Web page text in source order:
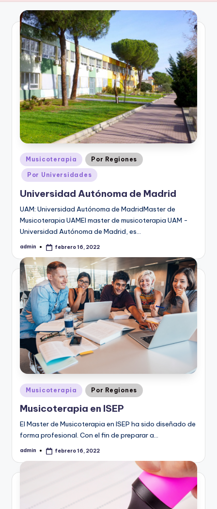
Publicado
en
Musicoterapia Por Regiones
Por Universidades
Universidad Autónoma de Madrid
UAM: Universidad Autónoma de MadridMaster de
Musicoterapia UAMEl master de musicoterapia UAM -
Universidad Autónoma de Madrid, es…
Publicado
admin febrero 16, 2022
Publicado
en
Musicoterapia Por Regiones
Musicoterapia en ISEP
El Master de Musicoterapia en ISEP ha sido diseñado de
forma profesional. Con el fin de preparar a…
Publicado
admin febrero 16, 2022